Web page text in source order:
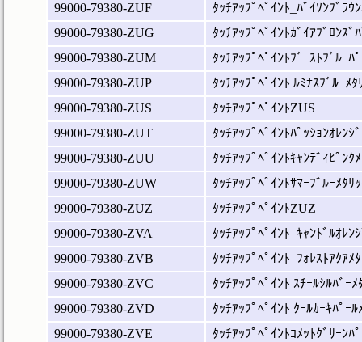
99000-79380-ZUF
ﾀｯﾁｱｯﾌﾟﾍﾟｲﾝﾄ_ﾊﾞｲｿﾝﾌﾞﾗｳ
99000-79380-ZUG
ﾀｯﾁｱｯﾌﾟﾍﾟｲﾝﾄｶﾞｲｱﾌﾞﾛﾝｽﾞ
99000-79380-ZUM
ﾀｯﾁｱｯﾌﾟﾍﾟｲﾝﾄﾌﾞｰｽﾄﾌﾞﾙｰﾊ
99000-79380-ZUP
ﾀｯﾁｱｯﾌﾟﾍﾟｲﾝﾄ ﾙﾐﾅｽﾌﾞﾙｰﾒﾀ
99000-79380-ZUS
ﾀｯﾁｱｯﾌﾟﾍﾟｲﾝﾄZUS
99000-79380-ZUT
ﾀｯﾁｱｯﾌﾟﾍﾟｲﾝﾄﾊﾟｯｼｮﾝｵﾚﾝｼﾞ
99000-79380-ZUU
ﾀｯﾁｱｯﾌﾟﾍﾟｲﾝﾄｷｬﾝﾃﾞｨﾋﾟﾝｸ
99000-79380-ZUW
ﾀｯﾁｱｯﾌﾟﾍﾟｲﾝﾄｻﾏｰﾌﾞﾙｰﾒﾀﾘ
99000-79380-ZUZ
ﾀｯﾁｱｯﾌﾟﾍﾟｲﾝﾄZUZ
99000-79380-ZVA
ﾀｯﾁｱｯﾌﾟﾍﾟｲﾝﾄ_ｷｬﾝﾄﾞﾙｵﾚﾝ
99000-79380-ZVB
ﾀｯﾁｱｯﾌﾟﾍﾟｲﾝﾄ_ﾌｫﾚｽﾄｱｸｱﾒ
99000-79380-ZVC
ﾀｯﾁｱｯﾌﾟﾍﾟｲﾝﾄ ｽﾁｰﾙｼﾙﾊﾞｰﾒ
99000-79380-ZVD
ﾀｯﾁｱｯﾌﾟﾍﾟｲﾝﾄ ｸｰﾙｶｰｷﾊﾟｰﾙ
99000-79380-ZVE
ﾀｯﾁｱｯﾌﾟﾍﾟｲﾝﾄｺﾒｯﾄｸﾞﾘｰﾝﾊ